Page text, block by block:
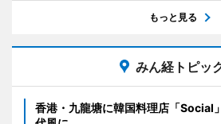
もっと見る
みん経トピッ
香港・九龍塘に韓国料理店「